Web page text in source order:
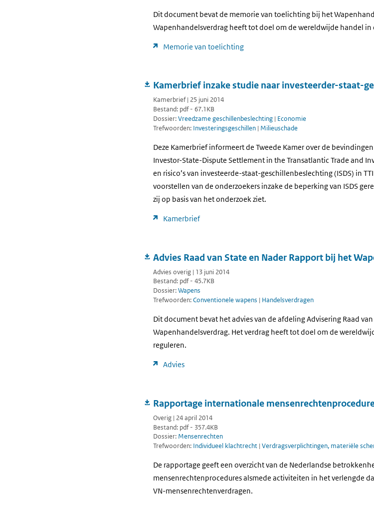
Dit document bevat de memorie van toelichting bij het
Wapenhandelsverdrag heeft tot doel om de wereldwijde handel
Memorie van toelichting
Kamerbrief inzake studie naar investeerder-staat-
Kamerbrief | 25 juni 2014
Bestand: pdf - 67.1KB
Dossier:Vreedzame geschillenbeslechting | Economie
Trefwoorden: Investeringsgeschillen | Milieuschade
Deze Kamerbrief informeert de Tweede Kamer over de
Investor-State-Dispute Settlement in the Transatlantic Trade and
en risico’s van investeerde-staat-geschillenbeslechting (ISDS) in
voorstellen van de onderzoekers inzake de beperking van ISDS
zij op basis van het onderzoek ziet.
Kamerbrief
Advies Raad van State en Nader Rapport bij het
Advies overig | 13 juni 2014
Bestand: pdf - 45.7KB
Dossier:Wapens
Trefwoorden:Conventionele wapens | Handelsverdragen
Dit document bevat het advies van de afdeling Advisering Raad
Wapenhandelsverdrag. Het verdrag heeft tot doel om de
reguleren.
Advies
Rapportage internationale
Overig | 24 april 2014
Bestand: pdf - 357.4KB
Dossier: Mensenrechten
Trefwoorden: Individueel klachtrecht | Verdragsverplichtingen, materiële
De rapportage geeft een overzicht van de Nederlandse
mensenrechtenprocedures alsmede activiteiten in het verlengde
VN-mensenrechtenverdragen.